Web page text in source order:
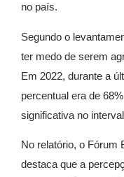
no país.
Segundo o
ter medo de serem
Em 2022, durante a
percentual era de
significativa no
No relatório, o Fórum
destaca que a